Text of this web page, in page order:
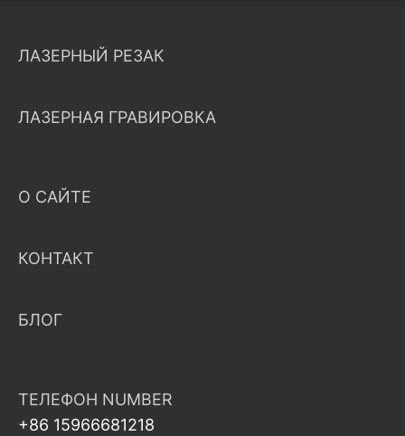
ЛАЗЕРНЫЙ РЕЗАК
ЛАЗЕРНАЯ ГРАВИРОВКА
О САЙТЕ
КОНТАКТ
БЛОГ
ТЕЛЕФОН NUMBER
+86 15966681218